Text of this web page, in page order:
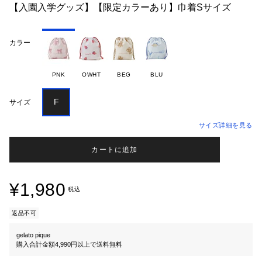
【入園入学グッズ】【限定カラーあり】巾着Sサイズ
カラー
PNK OWHT BEG BLU
サイズ F
サイズ詳細を見る
カートに追加
¥1,980 税込
返品不可
gelato pique
購入合計金額4,990円以上で送料無料